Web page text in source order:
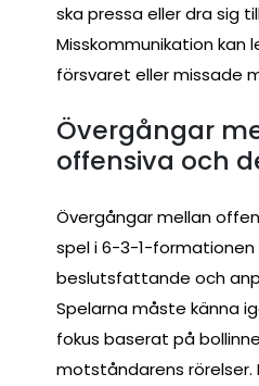
ska pressa eller dra sig
Misskommunikation kan
försvaret eller missade
Övergångar
offensiva och
Övergångar mellan
spel i 6-3-1-formationen
beslutsfattande och
Spelarna måste känna
fokus baserat på
motståndarens rörelser.